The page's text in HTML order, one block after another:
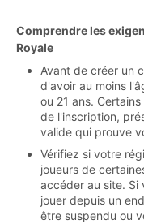
Comprendre les
Royale
Avant de créer un
d'avoir au moins
ou 21 ans.
de l'inscription,
valide qui prouve
Vérifiez si votre
joueurs de
accéder au site. Si
jouer depuis un
être suspendu ou